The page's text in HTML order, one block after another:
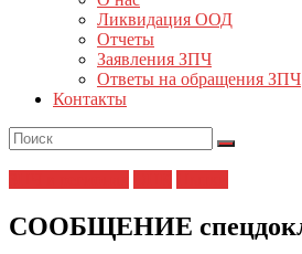
Ликвидация ООД
Отчеты
Заявления ЗПЧ
Ответы на обращения ЗПЧ
Контакты
СООБЩЕНИЕ